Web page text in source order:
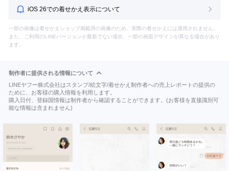
iOS 26での着せかえ表示について
一部の画像は着せかえショップ掲載用の画像のため、実際の着せかえには適用されません。
また、ご利用のLINEバージョンが最新でない場合、一部の画面デザインが異なる場合があり
ます。
制作者に提供される情報について
LINEヤフー株式会社はスタンプ/絵文字/着せかえ制作者への売上レポートの提供の
ために、お客様の購入情報を利用します。
購入日付、登録国情報は制作者から確認することができます。(お客様を直接識別可
能な情報は含まれません)